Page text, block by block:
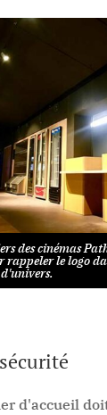
des cinémas
rappeler le logo
d'accueil